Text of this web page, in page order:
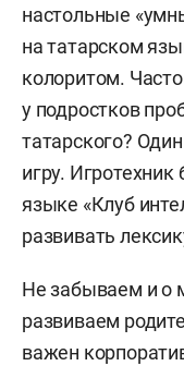
настольные
на татарском
колоритом.
у подростков
татарского?
игру. Игротехник
языке «Клуб
развивать
Не забываем и о
развиваем
важен